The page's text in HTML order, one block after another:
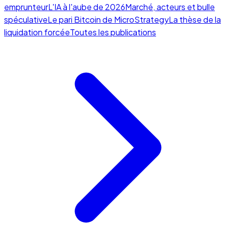
emprunteurL'IA à l'aube de 2026Marché, acteurs et bulle
spéculativeLe pari Bitcoin de MicroStrategyLa thèse de la
liquidation forcéeToutes les publications